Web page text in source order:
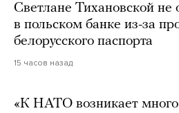
Светлане Тихановской не
в польском банке из-за
белорусского паспорта
15 часов назад
«К НАТО возникает много